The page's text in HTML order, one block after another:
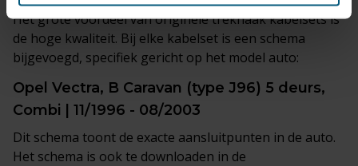
Het grote voordeel van originele trekhaak kabelsets is
de hoge kwaliteit. Bij elke kabelset is een schema
bijgevoegd, specifiek gericht op het model auto:
Opel Vectra, B Caravan (type J96) 5 deurs,
Combi | 11/1996 - 08/2003
Dit schema toont de exacte aansluitpunten in de auto.
Het schema is ook te downloaden in de